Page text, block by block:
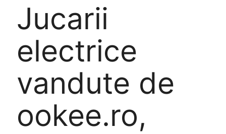
Jucarii
electrice
vandute de
ookee.ro,